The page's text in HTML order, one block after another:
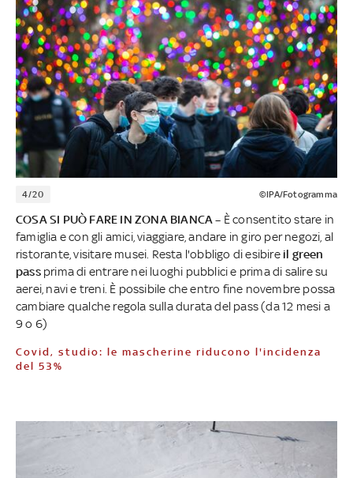
4/20 ©IPA/Fotogramma
COSA SI PUÒ FARE IN ZONA BIANCA – È consentito stare in
famiglia e con gli amici, viaggiare, andare in giro per negozi, al
ristorante, visitare musei. Resta l'obbligo di esibire il green
passprima di entrare nei luoghi pubblici e prima di salire su
aerei, navi e treni. È possibile che entro fine novembre possa
cambiare qualche regola sulla durata del pass (da 12 mesi a
9 o 6)
Covid, studio: le mascherine riducono l'incidenza
del 53%